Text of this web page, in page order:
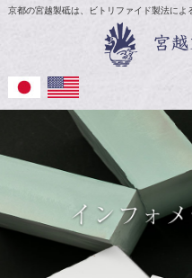
京都の宮越製砥は、ビトリファイド製法によ